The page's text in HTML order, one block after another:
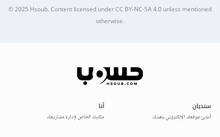
© 2025Hsoub.Content licensed underCC BY-NC-SA 4.0unless mentioned
otherwise.